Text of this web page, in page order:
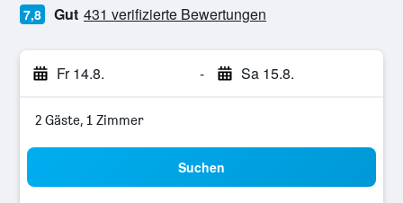
7,8 Gut 431 verifizierte Bewertungen
Fr 14.8. - Sa 15.8.
2 Gäste, 1 Zimmer
Suchen